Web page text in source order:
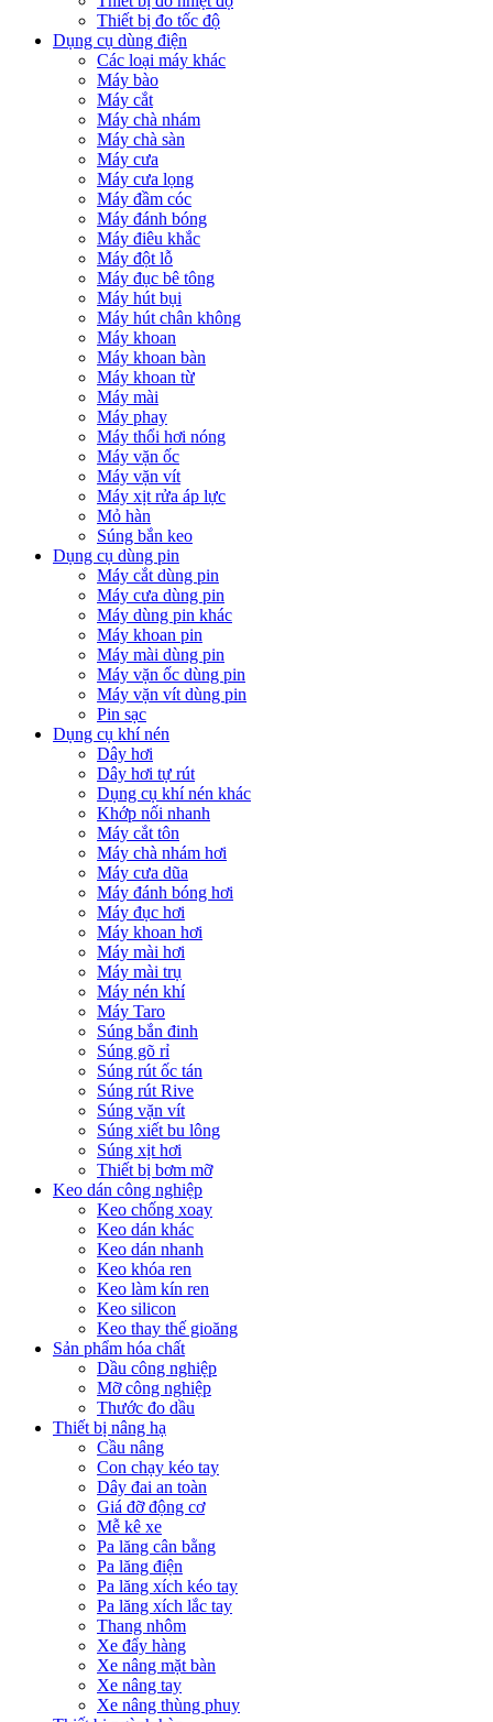
Thiết bị đo tốc độ
Dụng cụ dùng điện
Các loại máy khác
Máy bào
Máy cắt
Máy chà nhám
Máy chà sàn
Máy cưa
Máy cưa lọng
Máy đầm cóc
Máy đánh bóng
Máy điêu khắc
Máy đột lỗ
Máy đục bê tông
Máy hút bụi
Máy hút chân không
Máy khoan
Máy khoan bàn
Máy khoan từ
Máy mài
Máy phay
Máy thổi hơi nóng
Máy vặn ốc
Máy vặn vít
Máy xịt rửa áp lực
Mỏ hàn
Súng bắn keo
Dụng cụ dùng pin
Máy cắt dùng pin
Máy cưa dùng pin
Máy dùng pin khác
Máy khoan pin
Máy mài dùng pin
Máy vặn ốc dùng pin
Máy vặn vít dùng pin
Pin sạc
Dụng cụ khí nén
Dây hơi
Dây hơi tự rút
Dụng cụ khí nén khác
Khớp nối nhanh
Máy cắt tôn
Máy chà nhám hơi
Máy cưa dũa
Máy đánh bóng hơi
Máy đục hơi
Máy khoan hơi
Máy mài hơi
Máy mài trụ
Máy nén khí
Máy Taro
Súng bắn đinh
Súng gõ rỉ
Súng rút ốc tán
Súng rút Rive
Súng vặn vít
Súng xiết bu lông
Súng xịt hơi
Thiết bị bơm mỡ
Keo dán công nghiệp
Keo chống xoay
Keo dán khác
Keo dán nhanh
Keo khóa ren
Keo làm kín ren
Keo silicon
Keo thay thế gioăng
Sản phẩm hóa chất
Dầu công nghiệp
Mỡ công nghiệp
Thước đo dầu
Thiết bị nâng hạ
Cầu nâng
Con chạy kéo tay
Dây đai an toàn
Giá đỡ động cơ
Mễ kê xe
Pa lăng cân bằng
Pa lăng điện
Pa lăng xích kéo tay
Pa lăng xích lắc tay
Thang nhôm
Xe đẩy hàng
Xe nâng mặt bàn
Xe nâng tay
Xe nâng thùng phuy